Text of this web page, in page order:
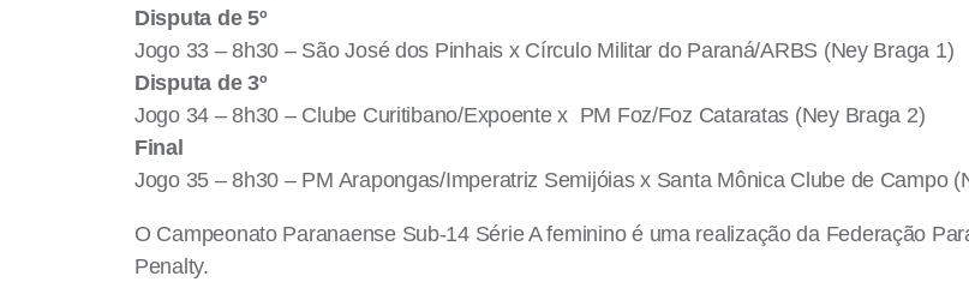
Disputa de 5º
Jogo 33 – 8h30 – São José dos Pinhais x Círculo Militar do Paraná/ARBS (Ney Braga 1)
Disputa de 3º
Jogo 34 – 8h30 – Clube Curitibano/Expoente x PM Foz/Foz Cataratas (Ney Braga 2)
Final
Jogo 35 – 8h30 – PM Arapongas/Imperatriz Semijóias x Santa Mônica Clube de Campo
O Campeonato Paranaense Sub-14 Série A feminino é uma realização da Federação
Penalty.